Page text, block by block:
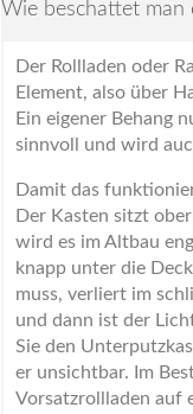
Wie beschattet man
Der Rollladen oder
Element, also über
Ein eigener Behang
sinnvoll und wird
Damit das
Der Kasten sitzt
wird es im Altbau
knapp unter die
muss, verliert im
und dann ist der
Sie den
er unsichtbar. Im
Vorsatzrollladen auf